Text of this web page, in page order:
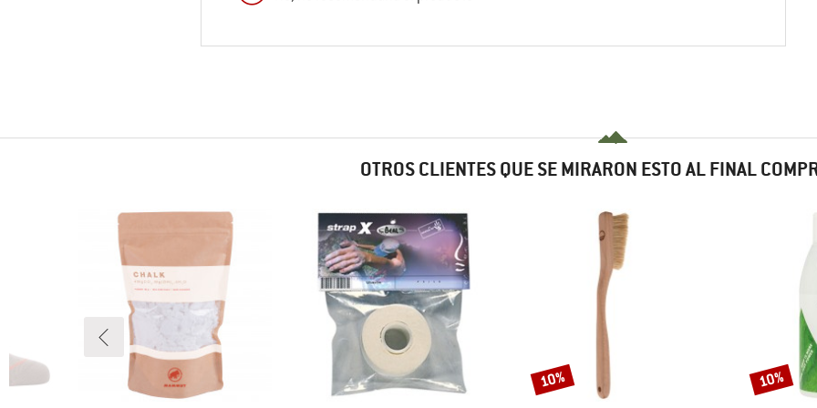
OTROS CLIENTES QUE SE MIRARON ESTO AL FINAL
Descuento
10% Descuento
10%